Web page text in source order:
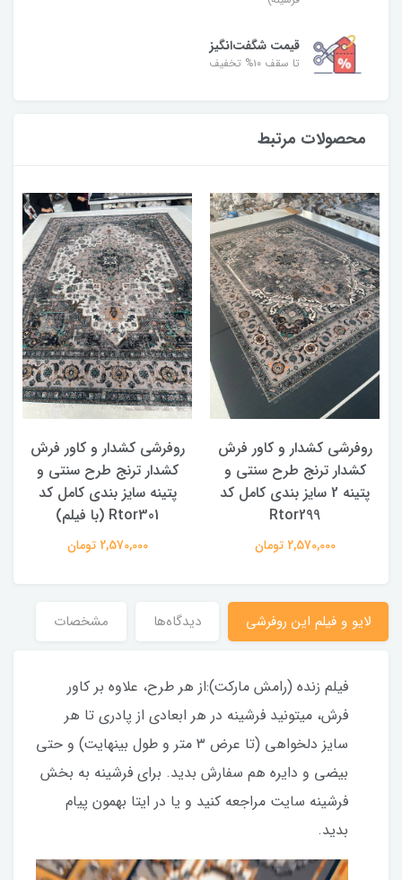
قیمت شگفت‌انگیز
تا سقف ۱۰% تخفیف
محصولات مرتبط
روفرشی کشدار و کاور فرش
کشدار ترنج طرح سنتی و
پتینه 2 سایز بندی کامل کد
Rtor299
2,570,000 تومان
روفرشی کشدار و کاور فرش
کشدار ترنج طرح سنتی و
پتینه سایز بندی کامل کد
Rtor301 (با فیلم)
2,570,000 تومان
لایو و فیلم این روفرشی دیدگاه‌ها مشخصات
فیلم زنده (رامش مارکت):از هر طرح، علاوه بر کاور
فرش، میتونید فرشینه در هر ابعادی از پادری تا هر
سایز دلخواهی (تا عرض ۳ متر و طول بینهایت) و حتی
بیضی و دایره هم سفارش بدید. برای فرشینه به بخش
فرشینه سایت مراجعه کنید و یا در ایتا بهمون پیام
بدید.